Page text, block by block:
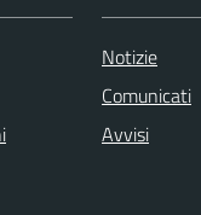
Notizie
Comunicati
Avvisi